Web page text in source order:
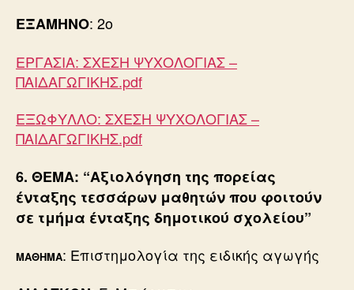
ΕΞΑΜΗΝΟ: 2ο
ΕΡΓΑΣΙΑ: ΣΧΕΣΗ ΨΥΧΟΛΟΓΙΑΣ –
ΠΑΙΔΑΓΩΓΙΚΗΣ.pdf
ΕΞΩΦΥΛΛΟ: ΣΧΕΣΗ ΨΥΧΟΛΟΓΙΑΣ –
ΠΑΙΔΑΓΩΓΙΚΗΣ.pdf
6. ΘΕΜΑ: “Αξιολόγηση της πορείας
ένταξης τεσσάρων μαθητών που φοιτούν
σε τμήμα ένταξης δημοτικού σχολείου”
ΜΑΘΗΜΑ: Επιστημολογία της ειδικής αγωγής